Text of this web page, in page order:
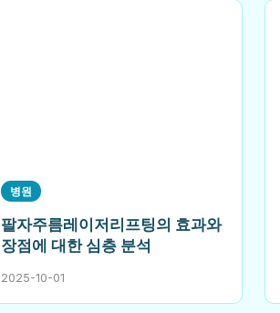
병원
팔자주름레이저리프팅의 효과와
장점에 대한 심층 분석
2025-10-01